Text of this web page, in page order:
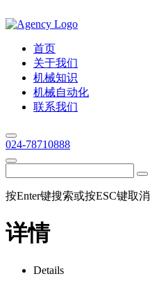
首页
关于我们
机械知识
机械自动化
联系我们
024-78710888
按Enter键搜索或按ESC键取消
详情
Details